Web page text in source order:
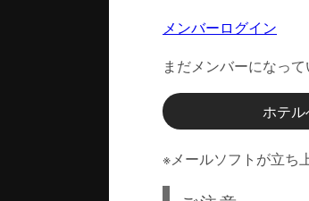
メンバーログイン
まだメンバーになっ
ホテ
※メールソフトが立ち